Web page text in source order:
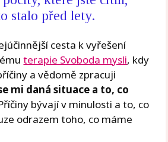
stalo před lety.
cesta k vyřešení
terapie Svoboda mysli, kdy
a vědomě zpracuji
mi daná situace a to, co
bývají v minulosti a to, co
odrazem toho, co máme